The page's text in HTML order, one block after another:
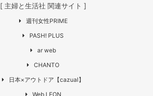
[ 主婦と生活社 関連サイト ]
週刊女性PRIME
PASH! PLUS
ar web
CHANTO
日本×アウトドア【cazual】
Web LEON